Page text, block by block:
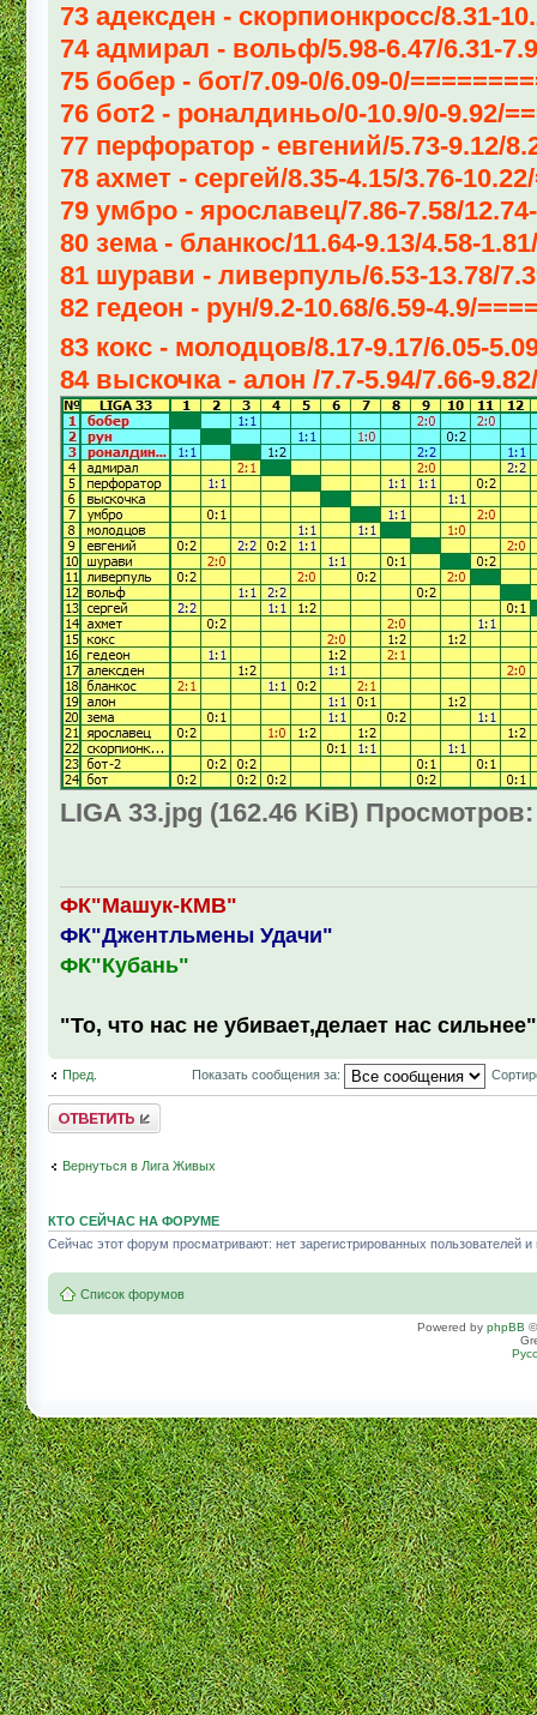
73 адексден - скорпионкросс/8.31-
74 адмирал - вольф/5.98-6.47/6.31-
75 бобер - бот/7.09-0/6.09-0/
76 бот2 - роналдиньо/0-10.9/0-9.92/
77 перфоратор - евгений/5.73-9.12/
78 ахмет - сергей/8.35-4.15/3.76-
79 умбро - ярославец/7.86-7.58/
80 зема - бланкос/11.64-9.13/4.58-
81 шурави - ливерпуль/6.53-13.78/
82 гедеон - рун/9.2-10.68/6.59-4.9/
83 кокс - молодцов/8.17-9.17/6.05-
84 выскочка - алон /7.7-5.94/7.66-
LIGA 33.jpg (162.46 KiB) Просмотров:
ФК"Машук-КМВ"
ФК"Джентльмены Удачи"
ФК"Кубань"
"То, что нас не убивает,делает нас сильнее"
Пред. Показать сообщения за:
Комментировать
Вернуться в Лига Живых
КТО СЕЙЧАС НА ФОРУМЕ
Сейчас этот форум просматривают: нет зарегистрированных пользователей и
Список форумов
Powered by phpBB